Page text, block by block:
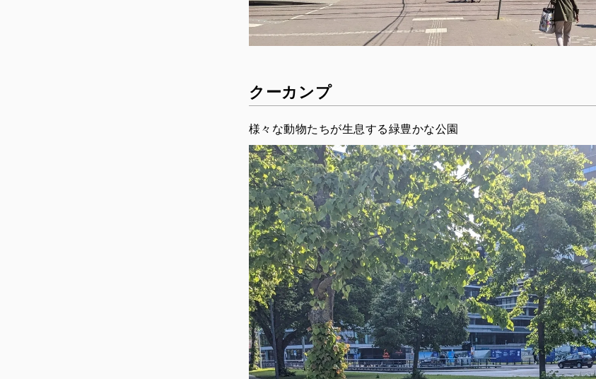
クーカンプ
様々な動物たちが生息する緑豊かな公園